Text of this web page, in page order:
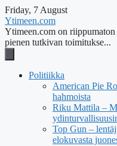
Friday, 7 August
Ytimeen.com
Ytimeen.com on
pienen tutkivan toimitukse...
Politiikka
American Pie
hahmoista
Riku Mattila –
Top Gun –
elokuvasta